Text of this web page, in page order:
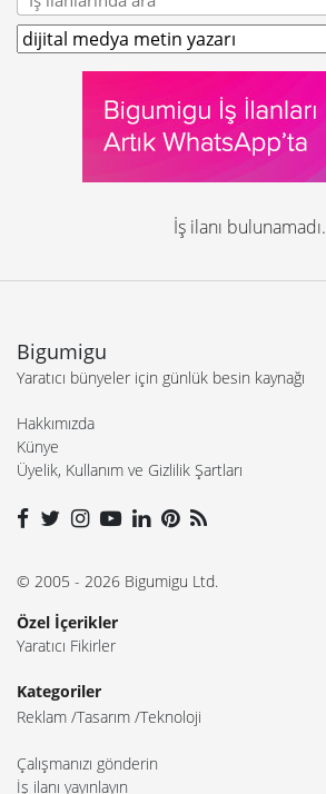
İş ilanı bulunamadı.
Bigumigu
Yaratıcı bünyeler için günlük besin kaynağı
Hakkımızda
Künye
Üyelik, Kullanım ve Gizlilik Şartları
© 2005 - 2026 Bigumigu Ltd.
Özel İçerikler
Yaratıcı Fikirler
Kategoriler
Reklam Tasarım Teknoloji
Çalışmanızı gönderin
İş ilanı yayınlayın